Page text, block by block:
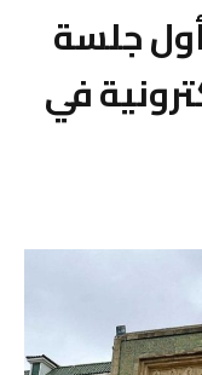
أول جلسة
في